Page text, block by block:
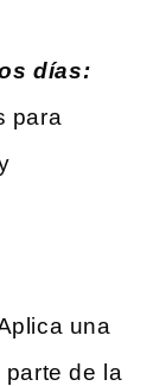
días:
para
una
de la